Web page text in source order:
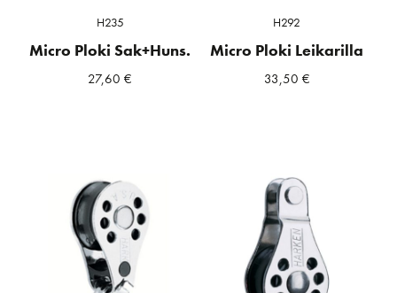
H235
Micro Ploki Sak+Huns.
27,60€
H292
Micro Ploki Leikarilla
33,50 €